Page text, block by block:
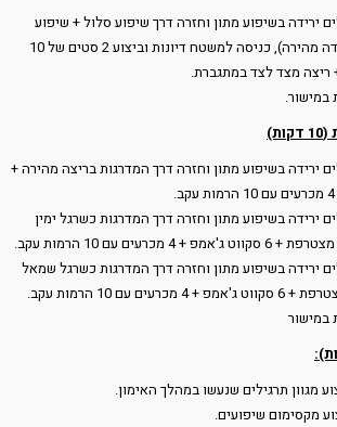
ירידה בשיפוע מתון וחזרה דרך שיפוע סלול + שיפוע
דשא (בעליה עבודה מהירה), כניסה למשטח דיונות וביצוע 2 סטים של 10
ריצה מצד לצד במתגברת.
במישור.
ירידה בשיפוע מתון וחזרה דרך המדרגות בריצה מהירה +
ירידה בשיפוע מתון וחזרה דרך המדרגות כשרגל ימין
מכרעים עם 10 הרמות עקב.
ירידה בשיפוע מתון וחזרה דרך המדרגות כשרגל שמאל
עם 10 הרמות עקב.
במישור
מגוון תרגילים שנעשו במהלך האימון.
מקסימום שיפועים.